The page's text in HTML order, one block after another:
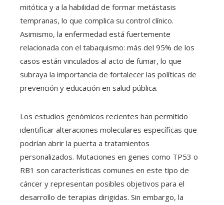
mitótica y a la habilidad de formar metástasis
tempranas, lo que complica su control clínico.
Asimismo, la enfermedad está fuertemente
relacionada con el tabaquismo: más del 95% de los
casos están vinculados al acto de fumar, lo que
subraya la importancia de fortalecer las políticas de
prevención y educación en salud pública.
Los estudios genómicos recientes han permitido
identificar alteraciones moleculares específicas que
podrían abrir la puerta a tratamientos
personalizados. Mutaciones en genes como TP53 o
RB1 son características comunes en este tipo de
cáncer y representan posibles objetivos para el
desarrollo de terapias dirigidas. Sin embargo, la